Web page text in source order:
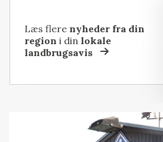
Læs flere nyheder fra din
region i dinlokale
landbrugsavis